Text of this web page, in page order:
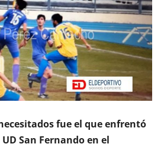
fue el que enfrentó
San Fernando en el